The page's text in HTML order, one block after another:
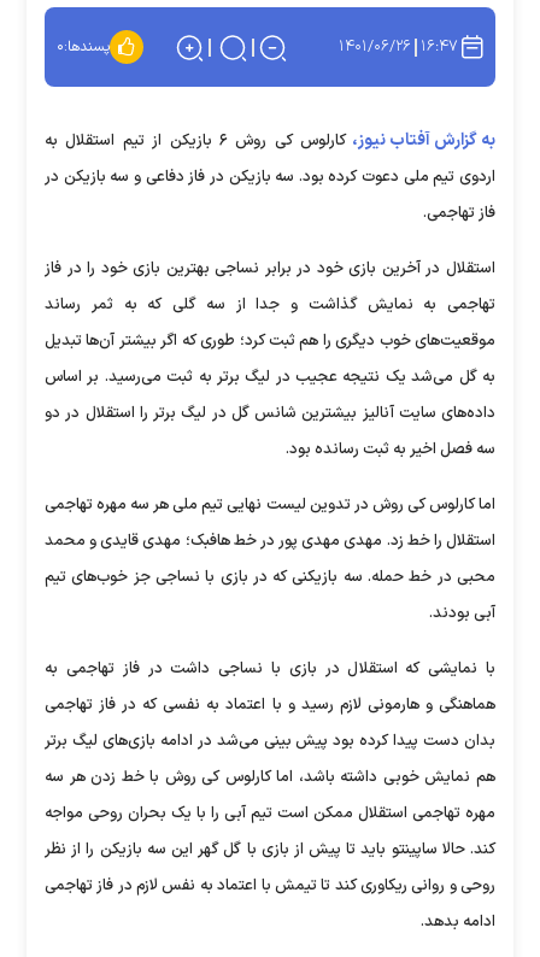
۱۶:۴۷ ۱۴۰۱/۰۶/۲۶ پسندها:۰
به گزارش آفتاب نیوز،
کارلوس کی روش ۶ بازیکن از تیم استقلال به
اردوی تیم ملی دعوت کرده بود. سه بازیکن در فاز دفاعی و سه بازیکن در
فاز تهاجمی.
استقلال در آخرین بازی خود در برابر نساجی بهترین بازی خود را در فاز
تهاجمی به نمایش گذاشت و جدا از سه گلی که به ثمر رساند
موقعیت‌های خوب دیگری را هم ثبت کرد؛ طوری که اگر بیشتر آن‌ها تبدیل
به گل می‌شد یک نتیجه عجیب در لیگ برتر به ثبت می‌رسید. بر اساس
داده‌های سایت آنالیز بیشترین شانس گل در لیگ برتر را استقلال در دو
سه فصل اخیر به ثبت رسانده بود.
اما کارلوس کی روش در تدوین لیست نهایی تیم ملی هر سه مهره تهاجمی
استقلال را خط زد. مهدی مهدی پور در خط هافبک؛ مهدی قایدی و محمد
محبی در خط حمله. سه بازیکنی که در بازی با نساجی جز خوب‌های تیم
آبی بودند.
با نمایشی که استقلال در بازی با نساجی داشت در فاز تهاجمی به
هماهنگی و هارمونی لازم رسید و با اعتماد به نفسی که در فاز تهاجمی
بدان دست پیدا کرده بود پیش بینی می‌شد در ادامه بازی‌های لیگ برتر
هم نمایش خوبی داشته باشد، اما کارلوس کی روش با خط زدن هر سه
مهره تهاجمی استقلال ممکن است تیم آبی را با یک بحران روحی مواجه
کند. حالا ساپینتو باید تا پیش از بازی با گل گهر این سه بازیکن را از نظر
روحی و روانی ریکاوری کند تا تیمش با اعتماد به نفس لازم در فاز تهاجمی
ادامه بدهد.